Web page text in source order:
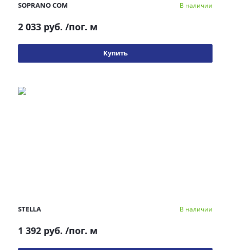
SOPRANO COM В наличии
2 033 руб. /пог. м
Купить
STELLA В наличии
1 392 руб. /пог. м